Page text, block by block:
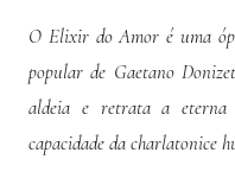
O Elixir do Amor é uma
popular de Gaetano
aldeia e retrata a eterna
capacidade da charlatonice